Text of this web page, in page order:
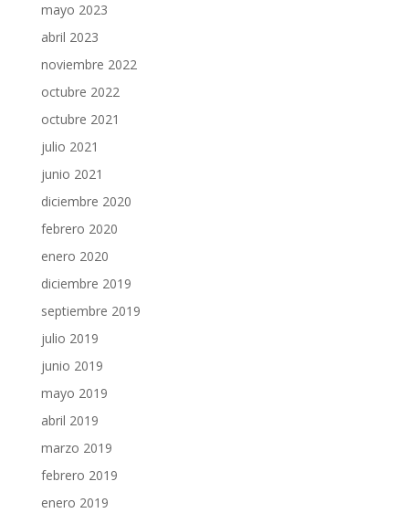
mayo 2023
abril 2023
noviembre 2022
octubre 2022
octubre 2021
julio 2021
junio 2021
diciembre 2020
febrero 2020
enero 2020
diciembre 2019
septiembre 2019
julio 2019
junio 2019
mayo 2019
abril 2019
marzo 2019
febrero 2019
enero 2019